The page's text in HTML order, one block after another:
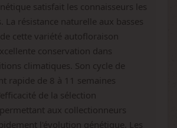
satisfait les connaisseurs les
La résistance naturelle aux basses
cette variété autofloraison
conservation dans
climatiques. Son cycle de
rapide de 8 à 11 semaines
de la sélection
aux collectionneurs
l'évolution génétique. Les